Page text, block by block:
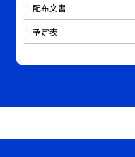
配布文書
予定表